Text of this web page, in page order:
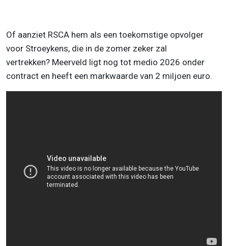
Of aanziet RSCA hem als een toekomstige opvolger
voor Stroeykens, die in de zomer zeker zal
vertrekken? Meerveld ligt nog tot medio 2026 onder
contract en heeft een markwaarde van 2 miljoen euro.